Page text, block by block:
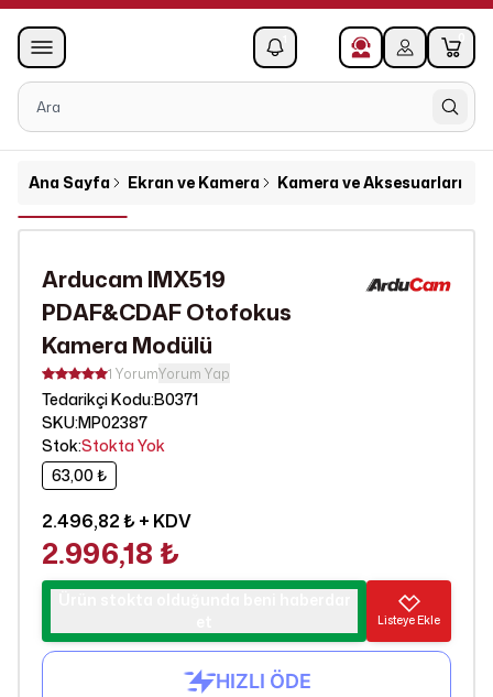
0
Ana Sayfa Ekran ve Kamera Kamera ve Aksesuarları
Arducam IMX519
PDAF&CDAF Otofokus
Kamera Modülü
1 YorumYorum Yap
Tedarikçi Kodu:B0371
SKU:MP02387
Stok:Stokta Yok
63,00 ₺
2.496,82 ₺+ KDV
2.996,18 ₺
Listeye Ekle